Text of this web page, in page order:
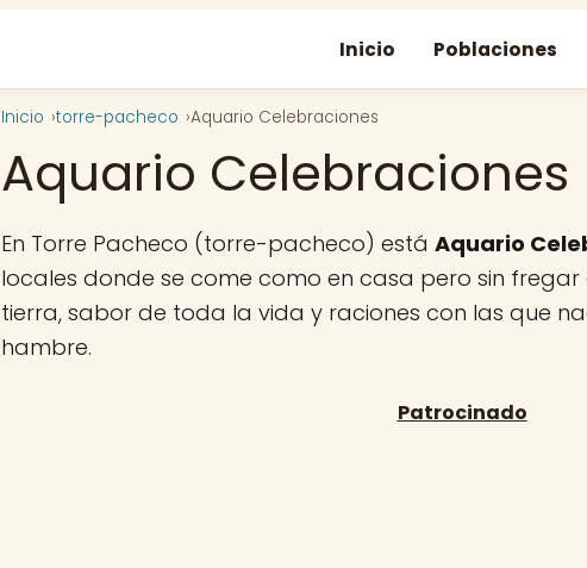
Inicio Poblaciones
Inicio torre-pacheco Aquario Celebraciones
Aquario Celebraciones
En Torre Pacheco (torre-pacheco) está Aquario
locales donde se come como en casa pero sin fregar
tierra, sabor de toda la vida y raciones con las que
hambre.